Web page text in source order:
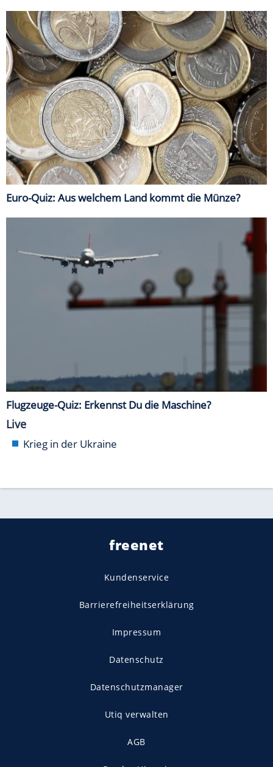
Euro-Quiz: Aus welchem Land kommt die Münze?
Flugzeuge-Quiz: Erkennst Du die Maschine?
Live
Krieg in der Ukraine
freenet
Kundenservice
Barrierefreiheitserklärung
Impressum
Datenschutz
Datenschutzmanager
Utiq verwalten
AGB